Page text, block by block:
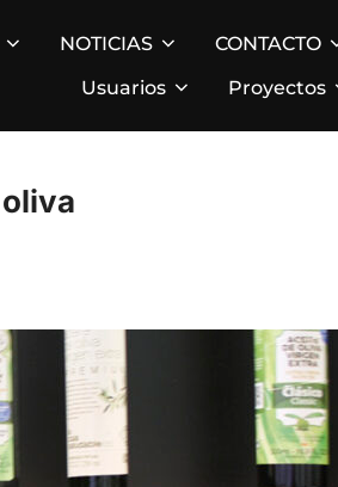
NOTICIAS CONTACTO
Usuarios
Proyectos